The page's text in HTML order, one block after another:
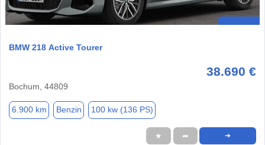
BMW 218 Active Tourer
38.690 €
Bochum, 44809
6.900 km Benzin 100 kw (136 PS)
★ ➦ ➜